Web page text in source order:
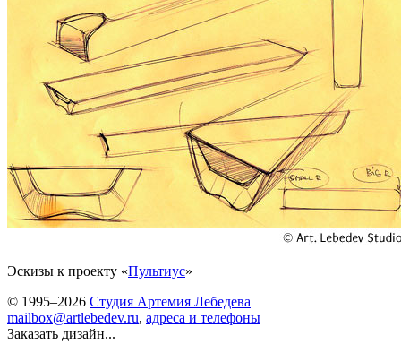
Эскизы к проекту «Пультиус»
© 1995–2026 Студия Артемия Лебедева
mailbox@artlebedev.ru, адреса и телефоны
Заказать дизайн...